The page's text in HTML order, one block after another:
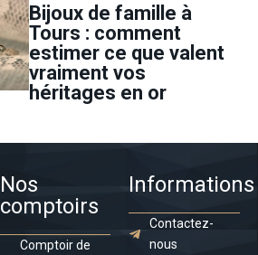
Bijoux de famille à
Tours : comment
estimer ce que valent
vraiment vos
héritages en or
Nos
comptoirs
Comptoir de
Informations
Contactez-
nous